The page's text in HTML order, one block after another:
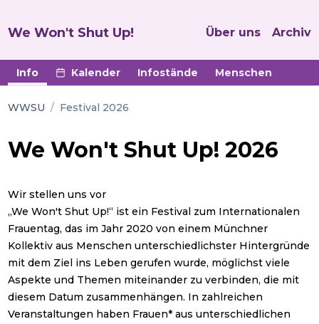
We Won't Shut Up! Über uns Archiv
Info Kalender Infostände Menschen
WWSU / Festival 2026
We Won't Shut Up! 2026
Wir stellen uns vor
„We Won't Shut Up!“ ist ein Festival zum Internationalen
Frauentag, das im Jahr 2020 von einem Münchner
Kollektiv aus Menschen unterschiedlichster Hintergründe
mit dem Ziel ins Leben gerufen wurde, möglichst viele
Aspekte und Themen miteinander zu verbinden, die mit
diesem Datum zusammenhängen. In zahlreichen
Veranstaltungen haben Frauen* aus unterschiedlichen